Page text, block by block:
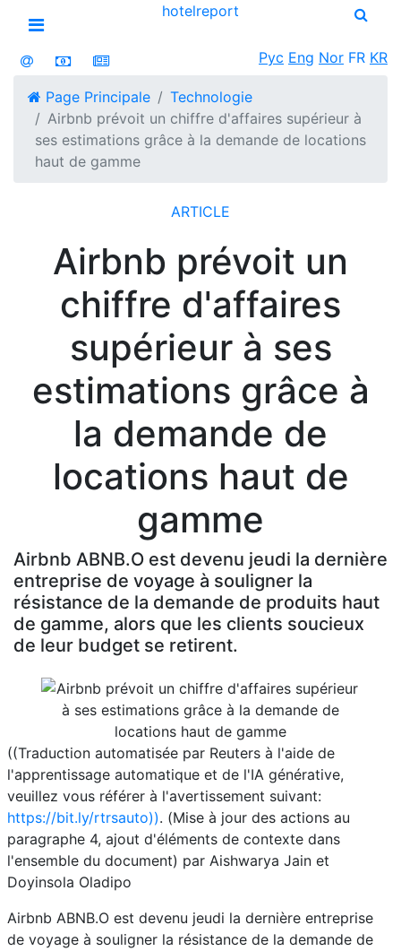
Open menu
hotelreport
Рус Eng Nor FR KR
Page Principale
Technologie
Airbnb prévoit un chiffre d'affaires supérieur à
ses estimations grâce à la demande de locations
haut de gamme
ARTICLE
Airbnb prévoit un
chiffre d'affaires
supérieur à ses
estimations grâce à
la demande de
locations haut de
gamme
Airbnb ABNB.O est devenu jeudi la dernière
entreprise de voyage à souligner la
résistance de la demande de produits haut
de gamme, alors que les clients soucieux
de leur budget se retirent.
((Traduction automatisée par Reuters à l'aide de
l'apprentissage automatique et de l'IA générative,
veuillez vous référer à l'avertissement suivant:
https://bit.ly/rtrsauto)). (Mise à jour des actions au
paragraphe 4, ajout d'éléments de contexte dans
l'ensemble du document) par Aishwarya Jain et
Doyinsola Oladipo
Airbnb ABNB.O est devenu jeudi la dernière entreprise
de voyage à souligner la résistance de la demande de